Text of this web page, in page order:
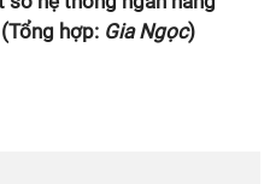
hợp: Gia Ngọc)